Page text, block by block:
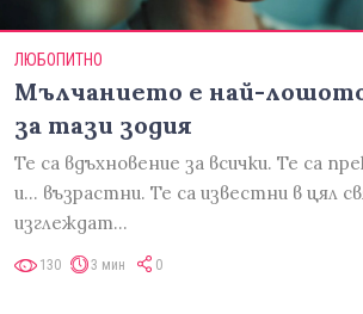
ЛЮБОПИТНО
Мълчанието е най-
за тази зодия
Те са вдъхновение за всички. Те са
и... възрастни. Те са известни в цял
изглеждат…
130 3 мин 0